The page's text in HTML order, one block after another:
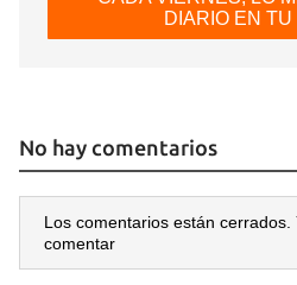
DIARIO EN
No hay comentarios
Los comentarios están cerrados.
comentar